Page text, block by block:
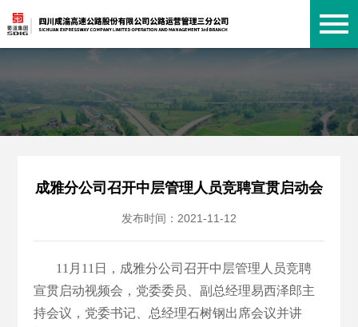
成雅分公司召开中层管理人员竞聘宣贯启动会
发布时间：2021-11-12
11月11日，成雅分公司召开中层管理人员竞聘
宣贯启动视频会，党委委员、副总经理易西泽郎主
持会议，党委书记、总经理石树钢出席会议并讲